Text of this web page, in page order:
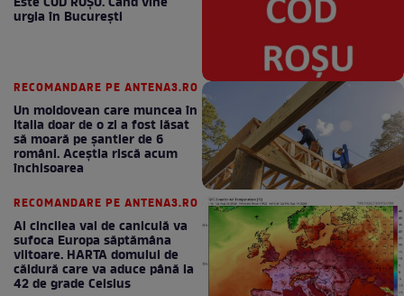
urgia în Bucureşti
RECOMANDARE PE ANTENA3.RO
Un moldovean care muncea în
Italia doar de o zi a fost lăsat
să moară pe şantier de 6
români. Aceștia riscă acum
închisoarea
RECOMANDARE PE ANTENA3.RO
Al cincilea val de caniculă va
sufoca Europa săptămâna
viitoare. HARTA domului de
căldură care va aduce până la
42 de grade Celsius